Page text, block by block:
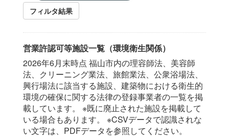
フィルタ結果
営業許認可等施設一覧（環境衛生関係）
2026年6月末時点 福山市内の理容師法、美容師
法、クリーニング業法、旅館業法、公衆浴場法、
興行場法に該当する施設、建築物における衛生的
環境の確保に関する法律の登録事業者の一覧を掲
載しています。 ※既に廃止された施設を掲載して
いる場合もあります。 ※CSVデータで認識されな
い文字は、PDFデータを参照してください。